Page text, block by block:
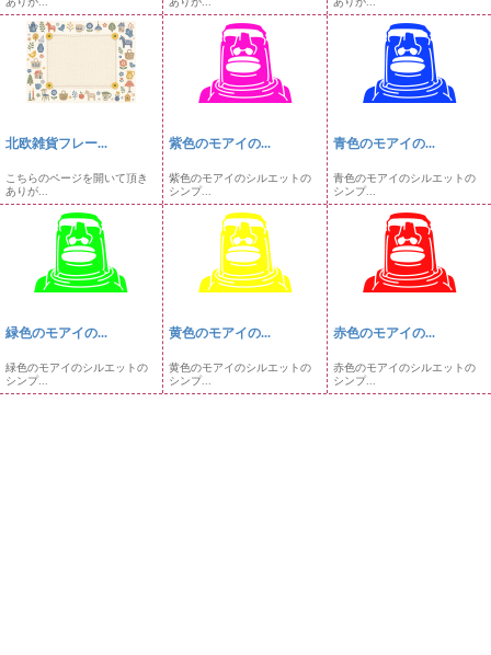
北欧雑貨フレー...
こちらのページを開いて頂き
ありが...
紫色のモアイの...
紫色のモアイのシルエットの
シンプ...
青色のモアイの...
青色のモアイのシルエットの
シンプ...
緑色のモアイの...
緑色のモアイのシルエットの
シンプ...
黄色のモアイの...
黄色のモアイのシルエットの
シンプ...
赤色のモアイの...
赤色のモアイのシルエットの
シンプ...